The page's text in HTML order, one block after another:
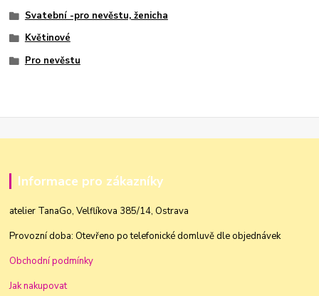
Svatební -pro nevěstu, ženicha
Květinové
Pro nevěstu
Informace pro zákazníky
atelier TanaGo, Velflíkova 385/14, Ostrava
Provozní doba: Otevřeno po telefonické domluvě dle objednávek
Obchodní podmínky
Jak nakupovat